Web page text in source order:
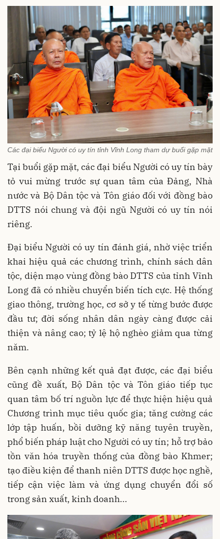
Các đại biểu Người có uy tín tỉnh Vĩnh Long tham dự buổi gặp mặt
Tại buổi gặp mặt, các đại biểu Người có uy tín bày
tỏ vui mừng trước sự quan tâm của Đảng, Nhà
nước và Bộ Dân tộc và Tôn giáo đối với đồng bào
DTTS nói chung và đội ngũ Người có uy tín nói
riêng.
Đại biểu Người có uy tín đánh giá, nhờ việc triển
khai hiệu quả các chương trình, chính sách dân
tộc, diện mạo vùng đồng bào DTTS của tỉnh Vĩnh
Long đã có nhiều chuyển biến tích cực. Hệ thống
giao thông, trường học, cơ sở y tế từng bước được
đầu tư; đời sống nhân dân ngày càng được cải
thiện và nâng cao; tỷ lệ hộ nghèo giảm qua từng
năm.
Bên cạnh những kết quả đạt được, các đại biểu
cũng đề xuất, Bộ Dân tộc và Tôn giáo tiếp tục
quan tâm bố trí nguồn lực để thực hiện hiệu quả
Chương trình mục tiêu quốc gia; tăng cường các
lớp tập huấn, bồi dưỡng kỹ năng tuyên truyền,
phổ biến pháp luật cho Người có uy tín; hỗ trợ bảo
tồn văn hóa truyền thống của đồng bào Khmer;
tạo điều kiện để thanh niên DTTS được học nghề,
tiếp cận việc làm và ứng dụng chuyển đổi số
trong sản xuất, kinh doanh...